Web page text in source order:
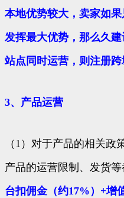
本地优势较大，卖家如
发挥最大优势，那么久
站点同时运营，则注册跨
3、产品运营
（1）对于产品的相关政
产品的运营限制、发货等
台扣佣金（约17%）+增